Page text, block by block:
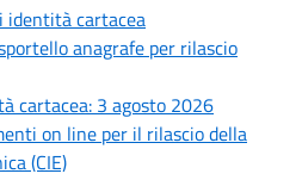
identità cartacea
anagrafe per rilascio
cartacea: 3 agosto 2026
on line per il rilascio della
(CIE)